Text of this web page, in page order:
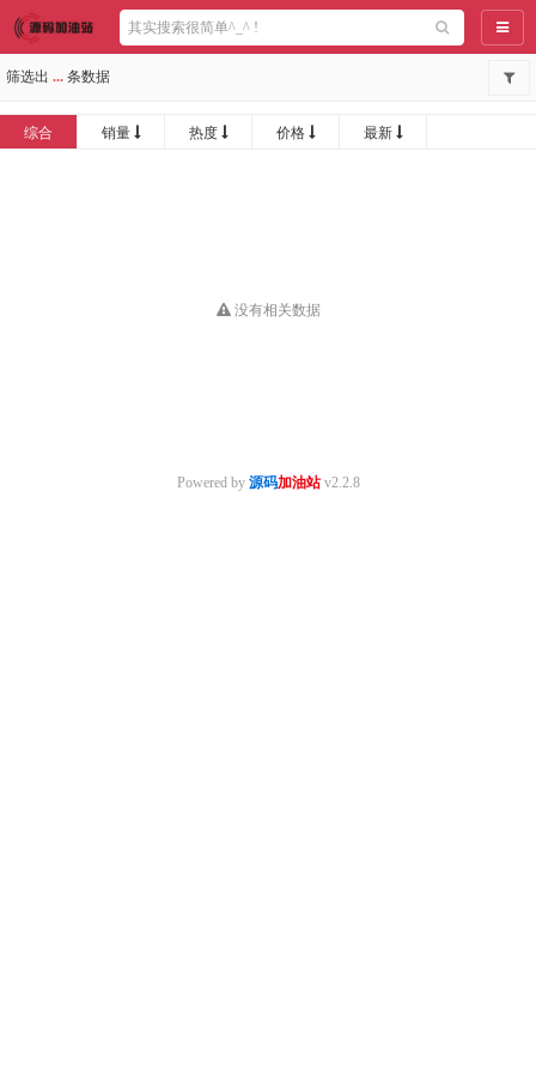
导航
筛选出 ... 条数据
综合 销量 热度 价格 最新
没有相关数据
Powered by 源码加油站v2.2.8